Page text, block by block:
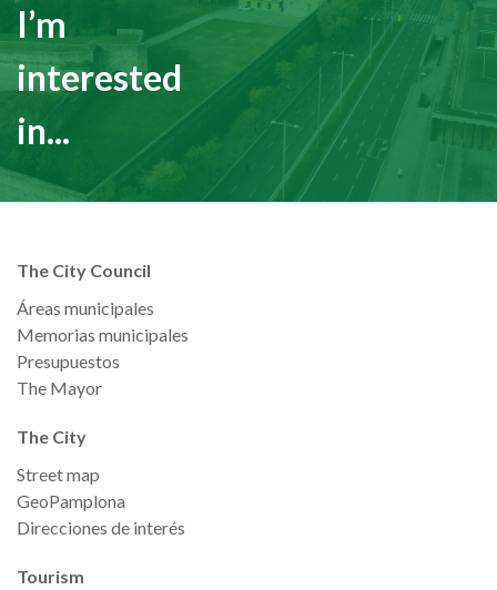
I’m
interested
in...
The City Council
Áreas municipales
Memorias municipales
Presupuestos
The Mayor
The City
Street map
GeoPamplona
Direcciones de interés
Tourism